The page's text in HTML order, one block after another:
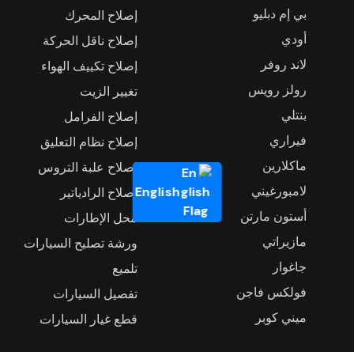
English
بي إم دبليو
أودي
لاند روفر
رولز رويس
بنتلي
فيراري
ماكلارين
لامبورغيني
أستون مارتن
مازيراتي
جاغوار
فولكس فاجن
ميني كوبر
إصلاح المحرك
إصلاح ناقل الحركة
إصلاح تكييف الهواء
تغيير الزيت
إصلاح الفرامل
إصلاح نظام التعليق
إصلاح علبة التروس
إصلاح الرادياتير
محل الإطارات
ورشة تصليح السيارات
تلميع
تفصيل السيارات
قطع غيار السيارات